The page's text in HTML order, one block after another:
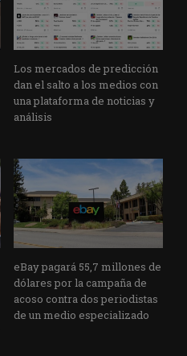
Los mercados de predicción
dan el salto a los medios con
una plataforma de noticias y
análisis
eBay pagará 55,7 millones de
dólares por la campaña de
acoso contra dos periodistas
de un medio especializado